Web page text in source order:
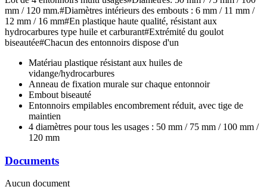
mm / 120 mm.#Diamètres intérieurs des embouts : 6 mm / 11 mm /
12 mm / 16 mm#En plastique haute qualité, résistant aux
hydrocarbures type huile et carburant#Extrémité du goulot
biseautée#Chacun des entonnoirs dispose d'un
Matériau plastique résistant aux huiles de
vidange/hydrocarbures
Anneau de fixation murale sur chaque entonnoir
Embout biseauté
Entonnoirs empilables encombrement réduit, avec tige de
maintien
4 diamètres pour tous les usages : 50 mm / 75 mm / 100 mm /
120 mm
Documents
Aucun document